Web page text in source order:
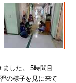
した。 5時間目
の様子を見に来て